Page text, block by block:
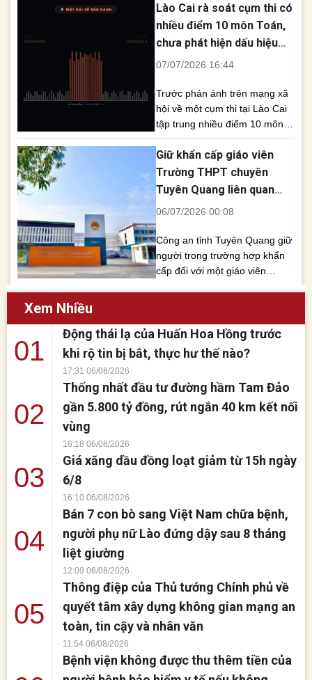
Thành chủ yếu thuộc học sinh
các lớp chuyên Toán, Tin học,
Vật lý và Hóa học. Đơn vị đã
toàn bộ dữ [...]
Lào Cai rà soát cụm thi có
nhiều điểm 10 môn Toán,
chưa phát hiện dấu hiệu
bất thường
07/07/2026 16:44
Trước phản ánh trên mạng xã
hội về một cụm thi tại Lào Cai
tập trung nhiều điểm 10 môn
Toán, Sở Giáo dục và Đào tạo
tỉnh đã thành lập tổ công tác rà
soát toàn bộ dữ liệu. Bước
đầu, cơ quan này cho biết
thường. Những [...]
Giữ khẩn cấp giáo viên
Trường THPT chuyên
Tuyên Quang liên quan
điểm thi
06/07/2026 00:08
Công an tỉnh Tuyên Quang giữ
người trong trường hợp khẩn
cấp đối với một giáo viên
THPT 2026 có hơn 140 điểm
10 môn Toán. Chiều 5/7, Cơ
quan Cảnh sát điều tra Công
Xem Nhiều
01
Động thái lạ của Huấn Hoa Hồng trước
khi rộ tin bị bắt, thực hư thế nào?
17:31 06/08/2026
02
Thống nhất đầu tư đường hầm Tam Đảo
gần 5.800 tỷ đồng, rút ngắn 40 km kết nối
vùng
16:18 06/08/2026
03
Giá xăng dầu đồng loạt giảm từ 15h ngày
6/8
16:10 06/08/2026
04
Bán 7 con bò sang Việt Nam chữa bệnh,
người phụ nữ Lào đứng dậy sau 8 tháng
liệt giường
12:09 06/08/2026
05
Thông điệp của Thủ tướng Chính phủ về
quyết tâm xây dựng không gian mạng an
toàn, tin cậy và nhân văn
11:54 06/08/2026
Bệnh viện không được thu thêm tiền của